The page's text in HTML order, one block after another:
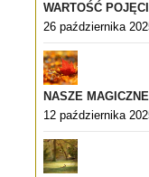
WARTOŚĆ
26 października
NASZE
12 października